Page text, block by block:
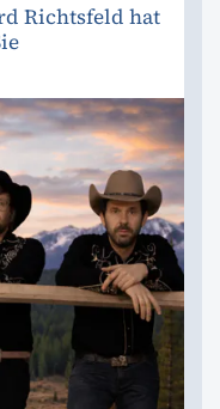
Richtsfeld hat